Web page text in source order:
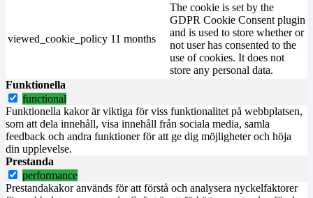
viewed_cookie_policy 11 months
The cookie is set by the
GDPR Cookie Consent plugin
and is used to store whether or
not user has consented to the
use of cookies. It does not
store any personal data.
Funktionella
functional
Funktionella kakor är viktiga för viss funktionalitet på webbplatsen,
som att dela innehåll, visa innehåll från sociala media, samla
feedback och andra funktioner för att ge dig möjligheter och höja
din upplevelse.
Prestanda
performance
Prestandakakor används för att förstå och analysera nyckelfaktorer